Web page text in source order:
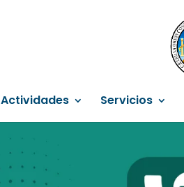
Actividades Servicios